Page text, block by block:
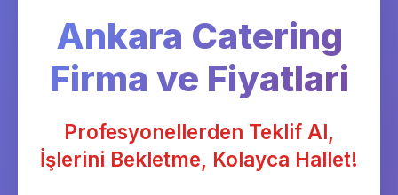
Ankara Catering
Firma ve Fiyatlari
Profesyonellerden Teklif Al,
İşlerini Bekletme, Kolayca Hallet!